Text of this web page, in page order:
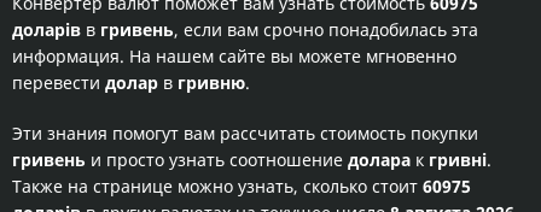
доларів в гривень, если вам срочно понадобилась эта
информация. На нашем сайте вы можете мгновенно
перевести долар в гривню.
Эти знания помогут вам рассчитать стоимость покупки
гривень и просто узнать соотношение долара к гривні.
Также на странице можно узнать, сколько стоит 60975